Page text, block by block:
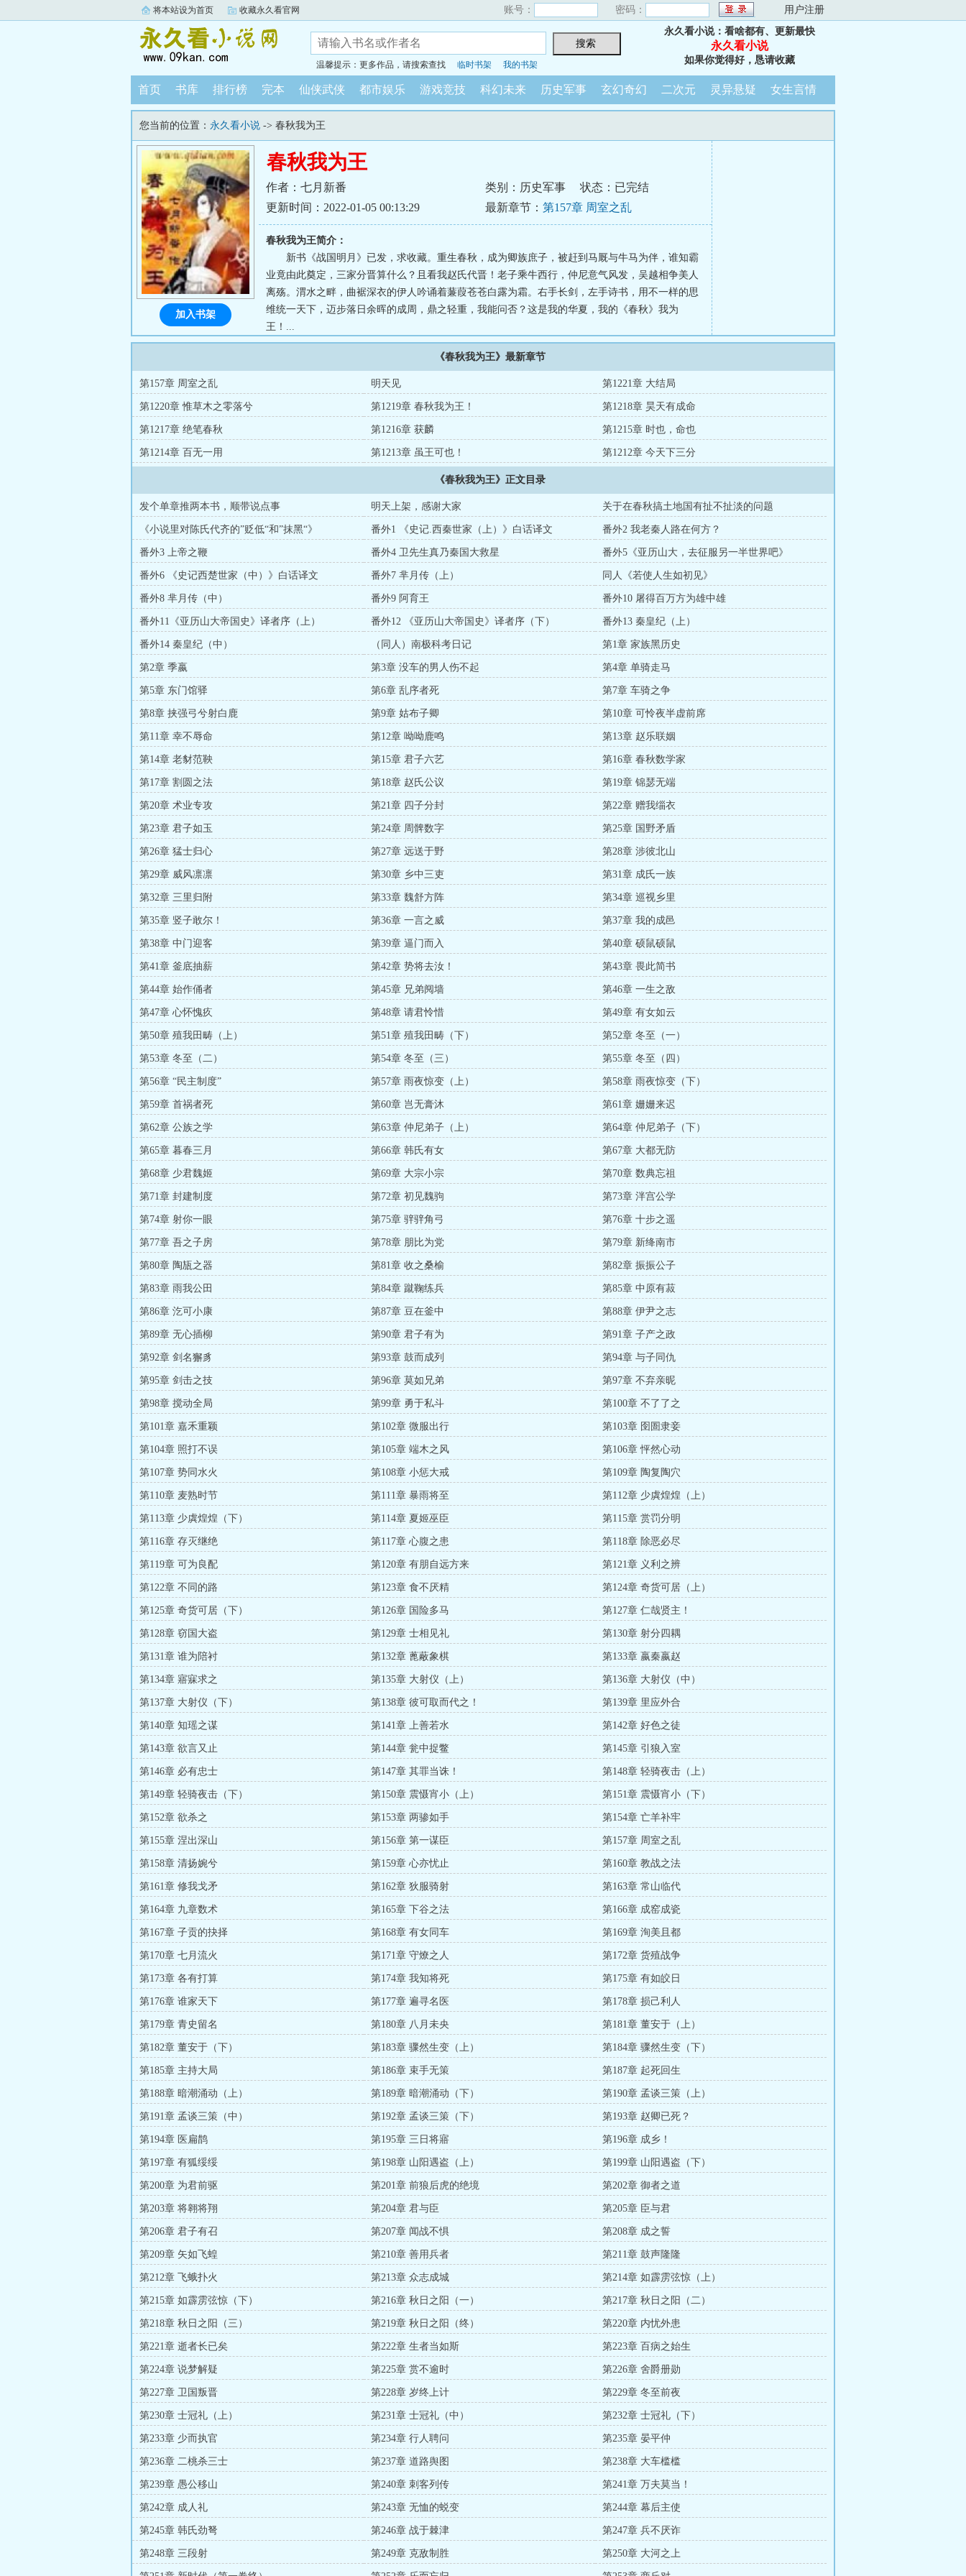
将本站设为首页 收藏永久看官网 账号： 密码： 用户注册
温馨提示：更多作品，请搜索查找 临时书架 我的书架
永久看小说：看啥都有、更新最快
永久看小说
如果你觉得好，恳请收藏
首页 书库 排行榜 完本 仙侠武侠 都市娱乐 游戏竞技 科幻未来 历史军事 玄幻奇幻 二次元 灵异悬疑 女生言情
您当前的位置： 永久看小说 -> 春秋我为王
春秋我为王
作者：七月新番 类别：历史军事
状态：已完结
更新时间：2022-01-05 00:13:29
最新章节： 第157章 周室之乱
春秋我为王简介：
新书《战国明月》已发，求收藏。重生春秋，成为卿族庶子，被赶到马厩与牛马为伴，谁知霸
业竟由此奠定，三家分晋算什么？且看我赵氏代晋！老子乘牛西行，仲尼意气风发，吴越相争美人
离殇。渭水之畔，曲裾深衣的伊人吟诵着蒹葭苍苍白露为霜。右手长剑，左手诗书，用不一样的思
维统一天下，迈步落日余晖的成周，鼎之轻重，我能问否？这是我的华夏，我的《春秋》我为
王！...
加入书架
《春秋我为王》最新章节
第157章 周室之乱 明天见 第1221章 大结局
第1220章 惟草木之零落兮 第1219章 春秋我为王！ 第1218章 昊天有成命
第1217章 绝笔春秋 第1216章 获麟 第1215章 时也，命也
第1214章 百无一用 第1213章 虽王可也！ 第1212章 今天下三分
《春秋我为王》正文目录
发个单章推两本书，顺带说点事 明天上架，感谢大家 关于在春秋搞土地国有扯不扯淡的问题
《小说里对陈氏代齐的”贬低“和”抹黑“》 番外1 《史记.西秦世家（上）》白话译文 番外2 我老秦人路在何方？
番外3 上帝之鞭 番外4 卫先生真乃秦国大救星 番外5《亚历山大，去征服另一半世界吧》
番外6 《史记西楚世家（中）》白话译文 番外7 芈月传（上） 同人《若使人生如初见》
番外8 芈月传（中） 番外9 阿育王 番外10 屠得百万方为雄中雄
番外11《亚历山大帝国史》译者序（上） 番外12 《亚历山大帝国史》译者序（下） 番外13 秦皇纪（上）
番外14 秦皇纪（中） （同人）南极科考日记 第1章 家族黑历史
第2章 季嬴 第3章 没车的男人伤不起 第4章 单骑走马
第5章 东门馆驿 第6章 乱序者死 第7章 车骑之争
第8章 挟强弓兮射白鹿 第9章 姑布子卿 第10章 可怜夜半虚前席
第11章 幸不辱命 第12章 呦呦鹿鸣 第13章 赵乐联姻
第14章 老豺范鞅 第15章 君子六艺 第16章 春秋数学家
第17章 割圆之法 第18章 赵氏公议 第19章 锦瑟无端
第20章 术业专攻 第21章 四子分封 第22章 赠我缁衣
第23章 君子如玉 第24章 周髀数字 第25章 国野矛盾
第26章 猛士归心 第27章 远送于野 第28章 涉彼北山
第29章 威风凛凛 第30章 乡中三吏 第31章 成氏一族
第32章 三里归附 第33章 魏舒方阵 第34章 巡视乡里
第35章 竖子敢尔！ 第36章 一言之威 第37章 我的成邑
第38章 中门迎客 第39章 逼门而入 第40章 硕鼠硕鼠
第41章 釜底抽薪 第42章 势将去汝！ 第43章 畏此简书
第44章 始作俑者 第45章 兄弟阋墙 第46章 一生之敌
第47章 心怀愧疚 第48章 请君怜惜 第49章 有女如云
第50章 殖我田畴（上） 第51章 殖我田畴（下） 第52章 冬至（一）
第53章 冬至（二） 第54章 冬至（三） 第55章 冬至（四）
第56章 “民主制度” 第57章 雨夜惊变（上） 第58章 雨夜惊变（下）
第59章 首祸者死 第60章 岂无膏沐 第61章 姗姗来迟
第62章 公族之学 第63章 仲尼弟子（上） 第64章 仲尼弟子（下）
第65章 暮春三月 第66章 韩氏有女 第67章 大都无防
第68章 少君魏姬 第69章 大宗小宗 第70章 数典忘祖
第71章 封建制度 第72章 初见魏驹 第73章 泮宫公学
第74章 射你一眼 第75章 骍骍角弓 第76章 十步之遥
第77章 吾之子房 第78章 朋比为党 第79章 新绛南市
第80章 陶瓬之器 第81章 收之桑榆 第82章 振振公子
第83章 雨我公田 第84章 蹴鞠练兵 第85章 中原有菽
第86章 汔可小康 第87章 豆在釜中 第88章 伊尹之志
第89章 无心插柳 第90章 君子有为 第91章 子产之政
第92章 剑名獬豸 第93章 鼓而成列 第94章 与子同仇
第95章 剑击之技 第96章 莫如兄弟 第97章 不弃亲昵
第98章 搅动全局 第99章 勇于私斗 第100章 不了了之
第101章 嘉禾重颖 第102章 微服出行 第103章 囹圄隶妾
第104章 照打不误 第105章 端木之风 第106章 怦然心动
第107章 势同水火 第108章 小惩大戒 第109章 陶复陶穴
第110章 麦熟时节 第111章 暴雨将至 第112章 少虡煌煌（上）
第113章 少虡煌煌（下） 第114章 夏姬巫臣 第115章 赏罚分明
第116章 存灭继绝 第117章 心腹之患 第118章 除恶必尽
第119章 可为良配 第120章 有朋自远方来 第121章 义利之辨
第122章 不同的路 第123章 食不厌精 第124章 奇货可居（上）
第125章 奇货可居（下） 第126章 国险多马 第127章 仁哉贤主！
第128章 窃国大盗 第129章 士相见礼 第130章 射分四耦
第131章 谁为陪衬 第132章 蓖蔽象棋 第133章 嬴秦嬴赵
第134章 寤寐求之 第135章 大射仪（上） 第136章 大射仪（中）
第137章 大射仪（下） 第138章 彼可取而代之！ 第139章 里应外合
第140章 知瑶之谋 第141章 上善若水 第142章 好色之徒
第143章 欲言又止 第144章 瓮中捉鳖 第145章 引狼入室
第146章 必有忠士 第147章 其罪当诛！ 第148章 轻骑夜击（上）
第149章 轻骑夜击（下） 第150章 震慑宵小（上） 第151章 震慑宵小（下）
第152章 欲杀之 第153章 两骖如手 第154章 亡羊补牢
第155章 涅出深山 第156章 第一谋臣 第157章 周室之乱
第158章 清扬婉兮 第159章 心亦忧止 第160章 教战之法
第161章 修我戈矛 第162章 狄服骑射 第163章 常山临代
第164章 九章数术 第165章 下谷之法 第166章 成窑成瓷
第167章 子贡的抉择 第168章 有女同车 第169章 洵美且都
第170章 七月流火 第171章 守燎之人 第172章 货殖战争
第173章 各有打算 第174章 我知将死 第175章 有如皎日
第176章 谁家天下 第177章 遍寻名医 第178章 损己利人
第179章 青史留名 第180章 八月未央 第181章 董安于（上）
第182章 董安于（下） 第183章 骤然生变（上） 第184章 骤然生变（下）
第185章 主持大局 第186章 束手无策 第187章 起死回生
第188章 暗潮涌动（上） 第189章 暗潮涌动（下） 第190章 孟谈三策（上）
第191章 孟谈三策（中） 第192章 孟谈三策（下） 第193章 赵卿已死？
第194章 医扁鹊 第195章 三日将寤 第196章 成乡！
第197章 有狐绥绥 第198章 山阳遇盗（上） 第199章 山阳遇盗（下）
第200章 为君前驱 第201章 前狼后虎的绝境 第202章 御者之道
第203章 将翱将翔 第204章 君与臣 第205章 臣与君
第206章 君子有召 第207章 闻战不惧 第208章 成之誓
第209章 矢如飞蝗 第210章 善用兵者 第211章 鼓声隆隆
第212章 飞蛾扑火 第213章 众志成城 第214章 如霹雳弦惊（上）
第215章 如霹雳弦惊（下） 第216章 秋日之阳（一） 第217章 秋日之阳（二）
第218章 秋日之阳（三） 第219章 秋日之阳（终） 第220章 内忧外患
第221章 逝者长已矣 第222章 生者当如斯 第223章 百病之始生
第224章 说梦解疑 第225章 赏不逾时 第226章 舍爵册勋
第227章 卫国叛晋 第228章 岁终上计 第229章 冬至前夜
第230章 士冠礼（上） 第231章 士冠礼（中） 第232章 士冠礼（下）
第233章 少而执官 第234章 行人聘问 第235章 晏平仲
第236章 二桃杀三士 第237章 道路舆图 第238章 大车槛槛
第239章 愚公移山 第240章 刺客列传 第241章 万夫莫当！
第242章 成人礼 第243章 无恤的蜕变 第244章 幕后主使
第245章 韩氏劲弩 第246章 战于棘津 第247章 兵不厌诈
第248章 三段射 第249章 克敌制胜 第250章 大河之上